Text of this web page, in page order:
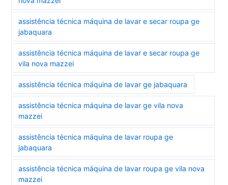
assistência técnica máquina de lavar e secar roupa ge
jabaquara
assistência técnica máquina de lavar e secar roupa ge
vila nova mazzei
assistência técnica máquina de lavar ge jabaquara
assistência técnica máquina de lavar ge vila nova
mazzei
assistência técnica máquina de lavar roupa ge
jabaquara
assistência técnica máquina de lavar roupa ge vila nova
mazzei